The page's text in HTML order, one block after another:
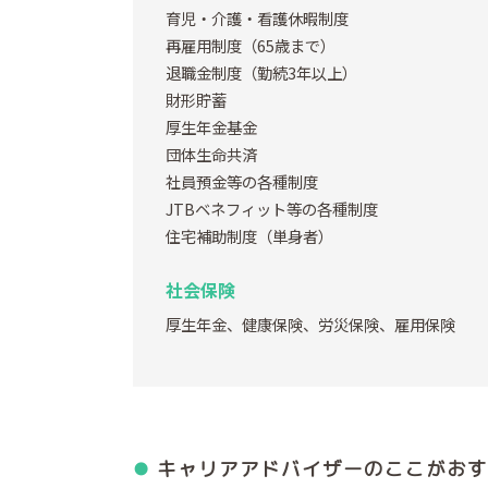
育児・介護・看護休暇制度
再雇用制度（65歳まで）
退職金制度（勤続3年以上）
財形貯蓄
厚生年金基金
団体生命共済
社員預金等の各種制度
JTBベネフィット等の各種制度
住宅補助制度（単身者）
社会保険
厚生年金、健康保険、労災保険、雇用保険
キャリアアドバイザーのここがお